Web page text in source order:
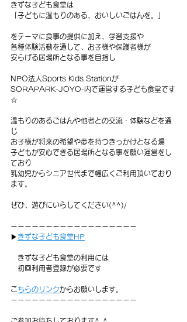
​きずな子ども食堂は
「子どもに温もりのある、おいしいごはんを。」
をテーマに食事の提供に加え、学習支援や
各種体験活動を通して、お子様や保護者様が
安らげる居場所となる事を目指し
NPO法人Sports Kids Stationが
SORAPARK-JOYO-内で運営する子ども食堂です
☆
温もりのあるごはんや他者との交流・体験などを通
じ
お子様が将来の希望や夢を持つきっかけとなる場
子どもが安心できる居場所となる事を願い運営をし
ており
乳幼児からシニア世代まで幅広くご利用頂いており
ます。
ぜひ、遊びにいらしてください(^^)/
ーーーーーーーーーーーーーーーーーー
▶︎ きずな子ども食堂HP
   きずな子ども食堂の利用には
初回利用者登録が必要です
⁡こちらのリンクからお願いします。
ーーーーーーーーーーーーーーーーーー